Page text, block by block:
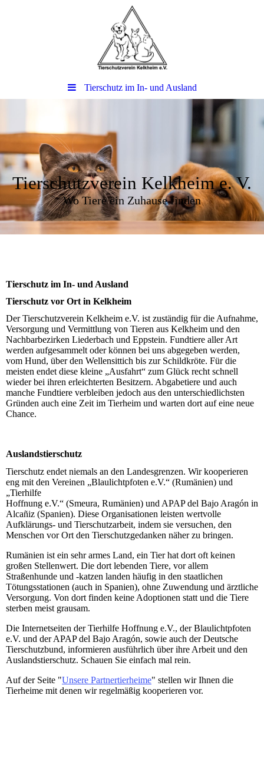
Tierschutz im In- und Ausland
Tierschutzverein Kelkheim e. V.
Wo Tiere ein Zuhause finden
Tierschutz im In- und Ausland
Tierschutz vor Ort in Kelkheim
Der Tierschutzverein Kelkheim e.V. ist zuständig für die Aufnahme,
Versorgung und Vermittlung von Tieren aus Kelkheim und den
Nachbarbezirken Liederbach und Eppstein. Fundtiere aller Art
werden aufgesammelt oder können bei uns abgegeben werden,
vom Hund, über den Wellensittich bis zur Schildkröte. Für die
meisten endet diese kleine „Ausfahrt“ zum Glück recht schnell
wieder bei ihren erleichterten Besitzern. Abgabetiere und auch
manche Fundtiere verbleiben jedoch aus den unterschiedlichsten
Gründen auch eine Zeit im Tierheim und warten dort auf eine neue
Chance.
Auslandstierschutz
Tierschutz endet niemals an den Landesgrenzen. Wir kooperieren
eng mit den Vereinen „Blaulichtpfoten e.V.“ (Rumänien) und
„Tierhilfe
Hoffnung e.V.“ (Smeura, Rumänien) und APAP del Bajo Aragón in
Alcañiz (Spanien). Diese Organisationen leisten wertvolle
Aufklärungs- und Tierschutzarbeit, indem sie versuchen, den
Menschen vor Ort den Tierschutzgedanken näher zu bringen.
Rumänien ist ein sehr armes Land, ein Tier hat dort oft keinen
großen Stellenwert. Die dort lebenden Tiere, vor allem
Straßenhunde und -katzen landen häufig in den staatlichen
Tötungsstationen (auch in Spanien), ohne Zuwendung und ärztliche
Versorgung. Von dort finden keine Adoptionen statt und die Tiere
sterben meist grausam.
Die Internetseiten der Tierhilfe Hoffnung e.V., der Blaulichtpfoten
e.V. und der APAP del Bajo Aragón, sowie auch der Deutsche
Tierschutzbund, informieren ausführlich über ihre Arbeit und den
Auslandstierschutz. Schauen Sie einfach mal rein.
Auf der Seite "Unsere Partnertierheime" stellen wir Ihnen die
Tierheime mit denen wir regelmäßig kooperieren vor.